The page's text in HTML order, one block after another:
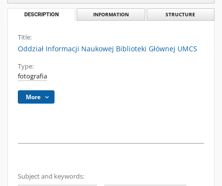
DESCRIPTION INFORMATION STRUCTURE
Title:
Oddział Informacji Naukowej Biblioteki Głównej UMCS
Type:
fotografia
More
Subject and keywords: